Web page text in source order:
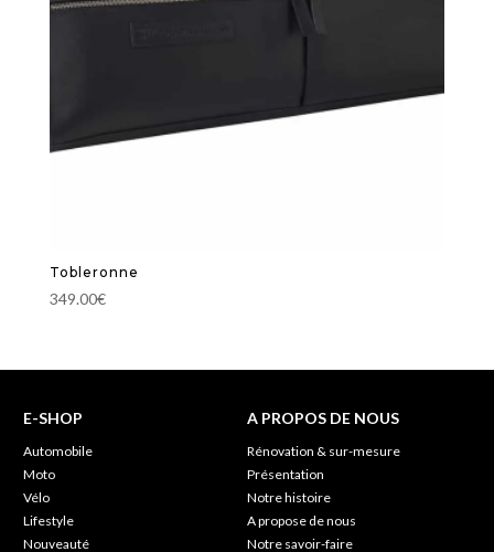
Tobleronne
349.00€
E-SHOP
Automobile
Moto
Vélo
Lifestyle
Nouveauté
A PROPOS DE NOUS
Rénovation & sur-mesure
Présentation
Notre histoire
A propose de nous
Notre savoir-faire